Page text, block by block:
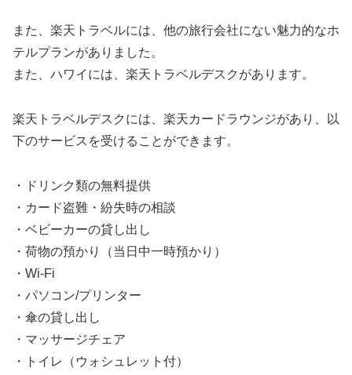
また、楽天トラベルには、他の旅行会社にない魅力的なホ
テルプランがありました。
また、ハワイには、楽天トラベルデスクがあります。
楽天トラベルデスクには、楽天カードラウンジがあり、以
下のサービスを受けることができます。
・ドリンク類の無料提供
・カード盗難・紛失時の相談
・ベビーカーの貸し出し
・荷物の預かり（当日中一時預かり）
・Wi-Fi
・パソコン/プリンター
・傘の貸し出し
・マッサージチェア
・トイレ（ウォシュレット付）